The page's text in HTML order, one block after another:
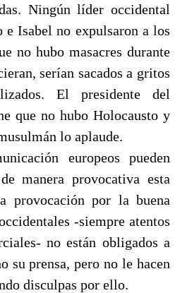
Ningún líder occidental
e Isabel no expulsaron a los
no hubo masacres durante
serían sacados a gritos
El presidente del
que no hubo Holocausto y
lo aplaude.
europeos pueden
manera provocativa esta
provocación por la buena
-siempre atentos
no están obligados a
su prensa, pero no le hacen
disculpas por ello.